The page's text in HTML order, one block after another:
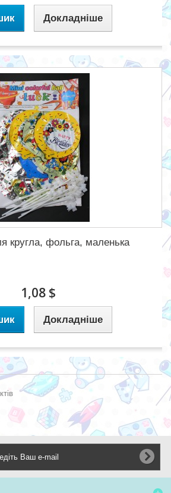
Докладніше
кругла, фольга, маленька
1,08 $
Докладніше